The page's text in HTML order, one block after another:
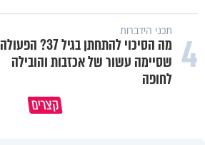
4 תכני הידברות
מה הסיכוי להתחתן בגיל 37? הפעולה
שסיימה עשור של אכזבות והובילה
לחופה
קצריםברכה או קללה? הכל בידים שלנו